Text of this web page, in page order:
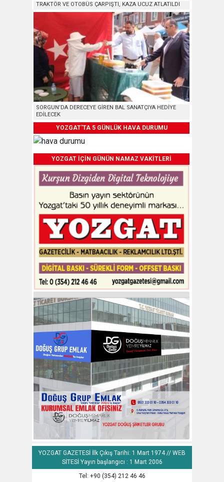
TRAKTÖR VE OTOBÜS ÇARPIŞTI, KAZA UCUZ ATLATILDI
SORGUN’DA DERECEYE GİREN BAL SANATÇIYA HEDİYE
EDİLECEK
YOZGAT'TA 5 GÜNLÜK HAVA DURUMU
YOZGAT İÇİN GÜNÜN NAMAZ VAKİTLERİ
YOZGAT GAZETESİ İlk Çıkış Tarihi: 1 Mart 1974 // WEB
SİTESİ Yayın başlangıcı : 1 Mart 2006
Tel: +90 (354) 212 46 46